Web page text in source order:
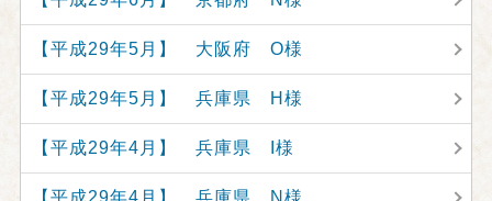
【平成29年5月】 大阪府 O様
【平成29年5月】 兵庫県 H様
【平成29年4月】 兵庫県 I様
【平成29年4月】 兵庫県 N様